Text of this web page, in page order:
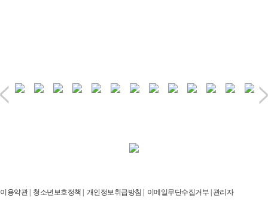
이용약관| 청소년보호정책 | 개인정보취급방침 | 이메일무단수집거부 | 관리자